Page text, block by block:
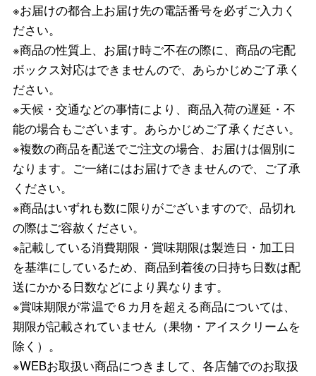
※お届けの都合上お届け先の電話番号を必ずご入力く
ださい。
※商品の性質上、お届け時ご不在の際に、商品の宅配
ボックス対応はできませんので、あらかじめご了承く
ださい。
※天候・交通などの事情により、商品入荷の遅延・不
能の場合もございます。あらかじめご了承ください。
※複数の商品を配送でご注文の場合、お届けは個別に
なります。ご一緒にはお届けできませんので、ご了承
ください。
※商品はいずれも数に限りがございますので、品切れ
の際はご容赦ください。
※記載している消費期限・賞味期限は製造日・加工日
を基準にしているため、商品到着後の日持ち日数は配
送にかかる日数などにより異なります。
※賞味期限が常温で６カ月を超える商品については、
期限が記載されていません（果物・アイスクリームを
除く）。
※WEBお取扱い商品につきまして、各店舗でのお取扱